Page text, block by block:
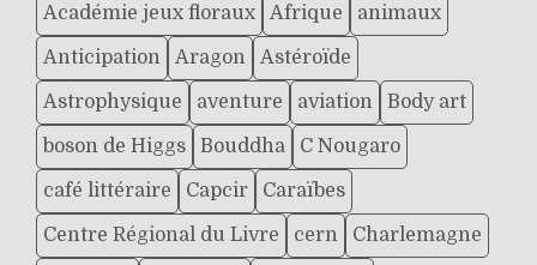
Académie jeux floraux Afrique animaux
Anticipation Aragon Astéroïde
Astrophysique aventure aviation Body art
boson de Higgs Bouddha C Nougaro
café littéraire Capcir Caraïbes
Centre Régional du Livre cern Charlemagne